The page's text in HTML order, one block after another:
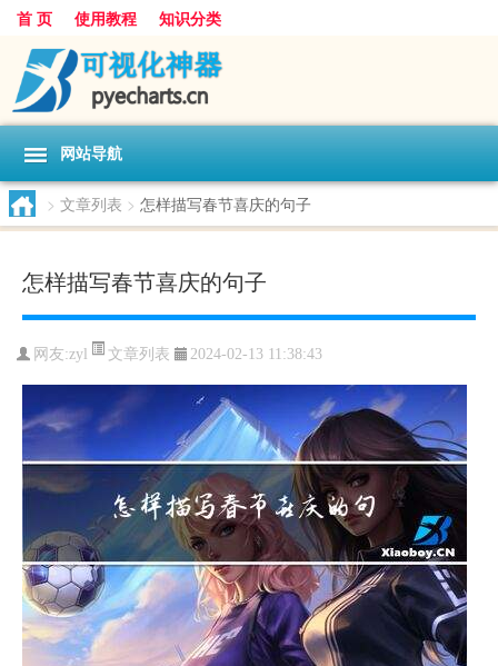
首 页 使用教程 知识分类
网站导航
> 文章列表 > 怎样描写春节喜庆的句子
怎样描写春节喜庆的句子
网友:zyl 文章列表 2024-02-13 11:38:43